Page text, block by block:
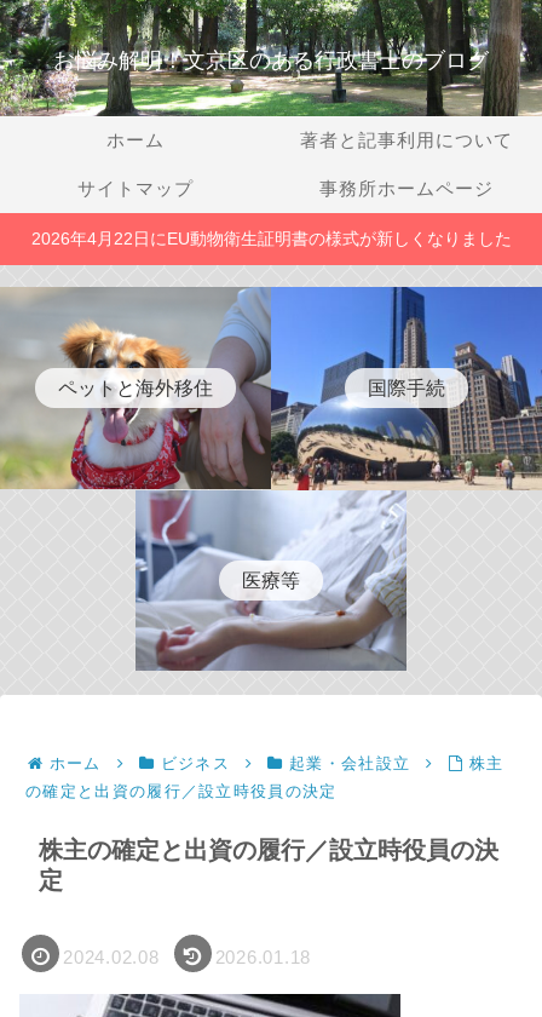
お悩み解明！文京区のある行政書士のブログ
ホーム 著者と記事利用について
サイトマップ 事務所ホームページ
2026年4月22日にEU動物衛生証明書の様式が新しくなりました
ペットと海外移住 国際手続
医療等
ホーム ビジネス 起業・会社設立
株主
の確定と出資の履行／設立時役員の決定
株主の確定と出資の履行／設立時役員の決
定
2024.02.08 2026.01.18